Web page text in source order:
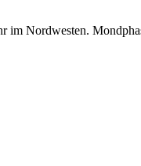
im Nordwesten.